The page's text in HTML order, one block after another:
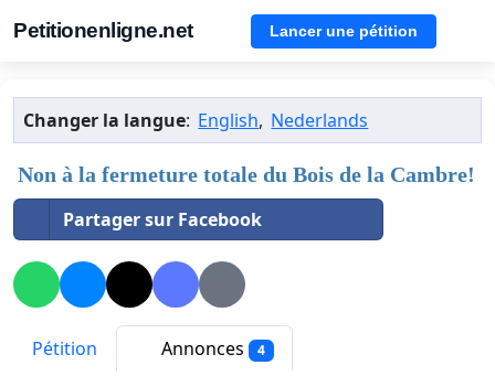
Petitionenligne.net Lancer une pétition
Changer la langue: English, Nederlands
Non à la fermeture totale du Bois de la Cambre!
Partager sur Facebook
Pétition Annonces 4